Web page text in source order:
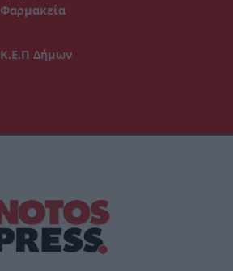
Φαρμακεία
Κ.Ε.Π Δήμων